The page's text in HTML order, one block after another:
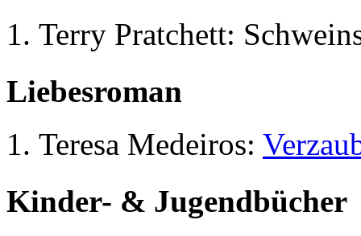
Terry Pratchett:
Liebesroman
Teresa Medeiros:
Kinder- & Jugendbücher